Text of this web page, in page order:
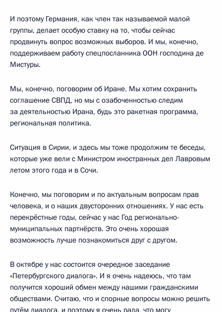
И поэтому Германия, как член так называемой малой
группы, делает особую ставку на то, чтобы сейчас
продвинуть вопрос возможных выборов. И мы, конечно,
поддерживаем работу спецпосланника ООН господина де
Мистуры.
Мы, конечно, поговорим об Иране. Мы хотим сохранить
соглашение СВПД, но мы с озабоченностью следим
за деятельностью Ирана, будь это ракетная программа,
региональная политика.
Ситуация в Сирии, и здесь мы тоже продолжим те беседы,
которые уже вели с Министром иностранных дел Лавровым
летом этого года и в Сочи.
Конечно, мы поговорим и по актуальным вопросам прав
человека, и о наших двусторонних отношениях. У нас есть
перекрёстные годы, сейчас у нас Год регионально-
муниципальных партнёрств. Это очень хорошая
возможность лучше познакомиться друг с другом.
В октябре у нас состоится очередное заседание
«Петербургского диалога». И я очень надеюсь, что там
получится хороший обмен между нашими гражданскими
обществами. Считаю, что и спорные вопросы можно решить
путём диалога, и поэтому я очень рада, что могу